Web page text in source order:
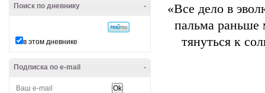
-
Поиск по дневнику
в этом дневнике
-
Подписка по e-mail
«Все дело в
пальма раньше
тянуться к